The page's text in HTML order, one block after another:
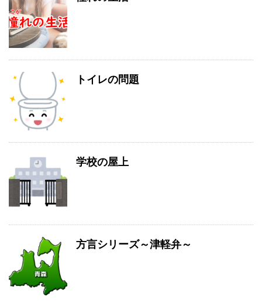
トイレの問題
学校の屋上
方言シリーズ～津軽弁～